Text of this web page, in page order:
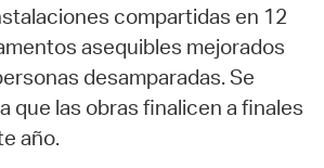
compartidas en 12
asequibles mejorados
desamparadas. Se
que las obras finalicen a finales
año.